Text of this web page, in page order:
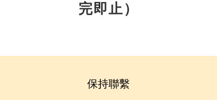
完即止）
保持聯繫